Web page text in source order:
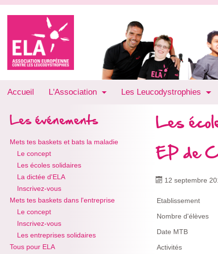
Accueil L'Association Les Leucodystrophies
Les événements
Mets tes baskets et bats la maladie
Le concept
Les écoles solidaires
La dictée d'ELA
Inscrivez-vous
Mets tes baskets dans l'entreprise
Le concept
Inscrivez-vous
Les entreprises solidaires
Tous pour ELA
Les
EP de
12 septembre
Etablissement
Nombre d'élèves
Date MTB
Activités